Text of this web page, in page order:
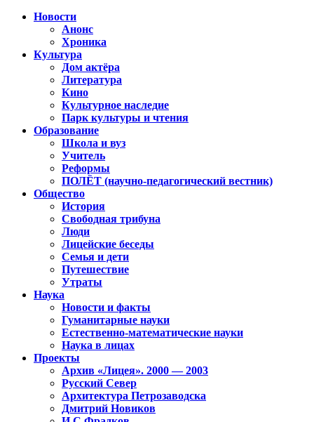
Новости
Анонс
Хроника
Культура
Дом актёра
Литература
Кино
Культурное наследие
Парк культуры и чтения
Образование
Школа и вуз
Учитель
Реформы
ПОЛЁТ (научно-педагогический вестник)
Общество
История
Свободная трибуна
Люди
Лицейские беседы
Семья и дети
Путешествие
Утраты
Наука
Новости и факты
Гуманитарные науки
Естественно-математические науки
Наука в лицах
Проекты
Архив «Лицея». 2000 — 2003
Русский Север
Архитектура Петрозаводска
Дмитрий Новиков